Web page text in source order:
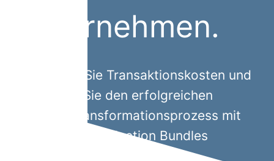
Unternehmen.
Minimieren Sie Transaktionskosten und
erleichtern Sie den erfolgreichen
digitalen Transformationsprozess mit
den Brain365 Selection Bundles